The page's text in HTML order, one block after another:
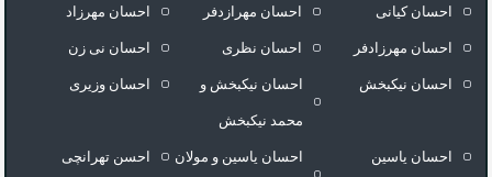
احسان کیانی احسان مهرازدفر احسان مهرزاد
احسان مهرزادفر احسان نظری احسان نی زن
احسان نیکبخش احسان نیکبخش و
محمد نیکبخش
احسان وزیری
احسان یاسین احسان یاسین و مولان احسن تهرانچی